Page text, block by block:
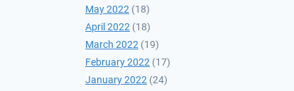
May 2022 (18)
April 2022 (18)
March 2022 (19)
February 2022 (17)
January 2022 (24)